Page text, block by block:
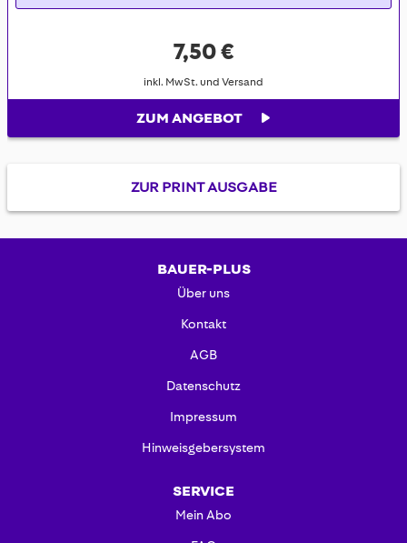
7,50 €
inkl. MwSt. und Versand
ZUM ANGEBOT
ZUR PRINT AUSGABE
BAUER-PLUS
Über uns
Kontakt
AGB
Datenschutz
Impressum
Hinweisgebersystem
SERVICE
Mein Abo